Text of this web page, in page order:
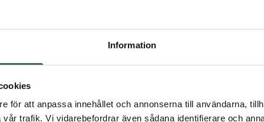
Information
för att anpassa innehållet och annonserna till användarna,
trafik. Vi vidarebefordrar även sådana identifierare och
LastTissue är en
som är både praktisk
behändigt fodral,
näsdukar åtskilda
mjuk, GOTS-certifierad
av högkvalitativ och